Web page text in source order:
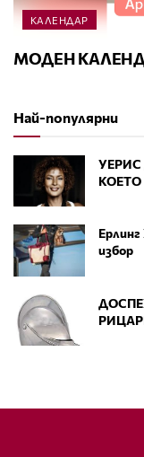
КАЛЕНДАР
МОДЕН
Най-популярни
избор